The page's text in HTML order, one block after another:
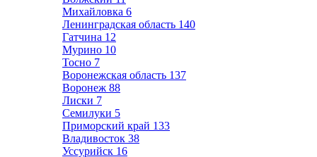
Михайловка 6
Ленинградская область 140
Гатчина 12
Мурино 10
Тосно 7
Воронежская область 137
Воронеж 88
Лиски 7
Семилуки 5
Приморский край 133
Владивосток 38
Уссурийск 16